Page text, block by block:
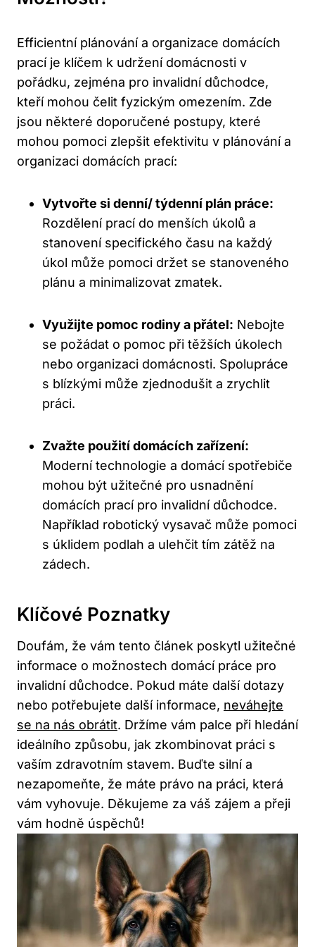
Efficientní plánování a organizace domácích
prací je‌ klíčem k udržení domácnosti v
pořádku, zejména pro invalidní důchodce,⁤
kteří mohou čelit fyzickým omezením. Zde
jsou některé ‍doporučené ⁢postupy,⁢ které
mohou pomoci zlepšit efektivitu v plánování a
organizaci ​domácích prací:
Vytvořte si⁢ denní/ týdenní plán práce:
Rozdělení prací do⁢ menších úkolů ‌a
stanovení specifického času⁤ na každý
úkol může pomoci držet se stanoveného
plánu a minimalizovat⁤ zmatek.
Využijte pomoc rodiny a přátel: Nebojte⁣
se‍ požádat​ o pomoc⁣ při těžších úkolech⁤
nebo organizaci domácnosti. Spolupráce
s blízkými může ⁣zjednodušit a zrychlit
práci.
Zvažte použití domácích ‌zařízení:
Moderní technologie a domácí‍ spotřebiče
mohou být užitečné pro usnadnění⁢
domácích prací pro invalidní důchodce.
Například robotický vysavač⁤ může pomoci
‍s‍ úklidem‌ podlah a ulehčit tím zátěž na
zádech.
Klíčové‍ Poznatky
Doufám, ‍že​ vám ​tento článek ‌poskytl užitečné
informace o‌ možnostech domácí práce ⁢pro
invalidní důchodce.⁤ Pokud máte další dotazy⁣
nebo potřebujete ​další informace, neváhejte
se na nás obrátit.‍ Držíme ‌vám palce při hledání
ideálního způsobu, jak zkombinovat práci s
vaším ⁢zdravotním stavem. Buďte silní​ a‍
nezapomeňte, že ⁢máte právo⁤ na práci,⁣ která
vám vyhovuje. ⁤Děkujeme ⁣za‍ váš⁢ zájem a přeji
⁤vám⁣ hodně úspěchů!